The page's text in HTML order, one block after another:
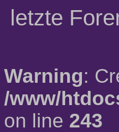
letzte
Warning:
/www/
on line 243